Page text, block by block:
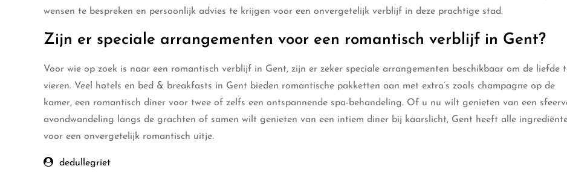
wensen te bespreken en persoonlijk advies te krijgen voor een onvergetelijk verblijf in deze prachtige stad.
Zijn er speciale arrangementen voor een romantisch verblijf in Gent?
Voor wie op zoek is naar een romantisch verblijf in Gent, zijn er zeker speciale arrangementen beschikbaar om de liefde
vieren. Veel hotels en bed & breakfasts in Gent bieden romantische pakketten aan met extra’s zoals champagne op de
kamer, een romantisch diner voor twee of zelfs een ontspannende spa-behandeling. Of u nu wilt genieten van een
avondwandeling langs de grachten of samen wilt genieten van een intiem diner bij kaarslicht, Gent heeft alle
voor een onvergetelijk romantisch uitje.
dedullegriet